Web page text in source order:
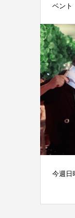
ベント
今週日